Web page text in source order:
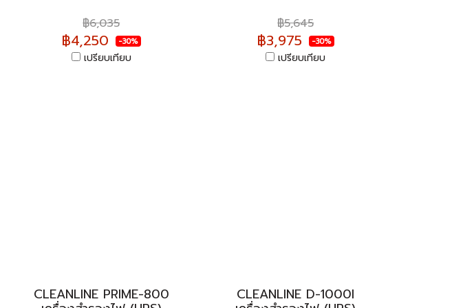
฿6,035
฿4,250 -30%
เปรียบเทียบ
฿5,645
฿3,975 -30%
เปรียบเทียบ
CLEANLINE PRIME-800 CLEANLINE D-1000I